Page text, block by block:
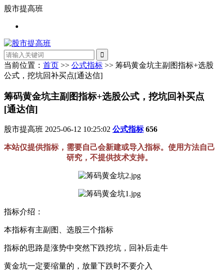
股市提高班
当前位置： 首页 >> 公式指标 >> 筹码黄金坑主副图指标+选股
公式，挖坑回补买点[通达信]
筹码黄金坑主副图指标+选股公式，挖坑回补买点
[通达信]
股市提高班 2025-06-12 10:25:02 公式指标 656
本站仅提供指标，需要自己会新建或导入指标。使用方法自己
研究，不提供技术支持。
指标介绍：
本指标有主副图、选股三个指标
指标的思路是涨势中突然下跌挖坑，回补后走牛
黄金坑一定要缩量的，放量下跌时不要介入